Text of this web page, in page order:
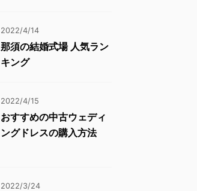
2022/4/14
那須の結婚式場 人気ラン
キング
2022/4/15
おすすめの中古ウェディ
ングドレスの購入方法
2022/3/24